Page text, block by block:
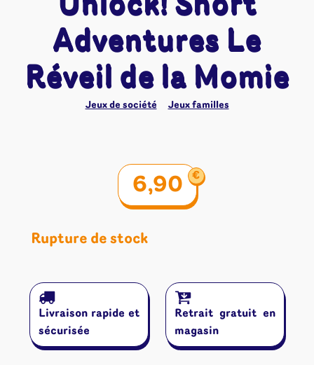
Adventures Le
Réveil de la Momie
Jeux de société Jeux familles
6,90 €
Rupture de stock
Livraison rapide et
sécurisée
Retrait gratuit en
magasin